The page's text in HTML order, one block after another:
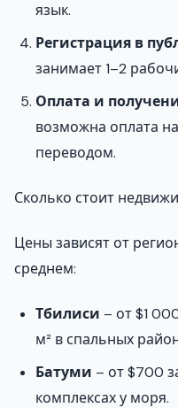
язык.
Регистрация в
занимает 1–2
Оплата и
возможна оплата
переводом.
Сколько стоит
Цены зависят от
среднем:
Тбилиси – от $1
м² в спальных
Батуми – от $700
комплексах у моря.